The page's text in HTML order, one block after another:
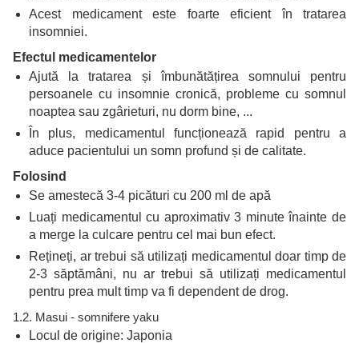
Acest medicament este foarte eficient în tratarea
insomniei.
Efectul medicamentelor
Ajută la tratarea și îmbunătățirea somnului pentru
persoanele cu insomnie cronică, probleme cu somnul
noaptea sau zgârieturi, nu dorm bine, ...
În plus, medicamentul funcționează rapid pentru a
aduce pacientului un somn profund și de calitate.
Folosind
Se amestecă 3-4 picături cu 200 ml de apă
Luați medicamentul cu aproximativ 3 minute înainte de
a merge la culcare pentru cel mai bun efect.
Rețineți, ar trebui să utilizați medicamentul doar timp de
2-3 săptămâni, nu ar trebui să utilizați medicamentul
pentru prea mult timp va fi dependent de drog.
1.2. Masui - somnifere yaku
Locul de origine: Japonia